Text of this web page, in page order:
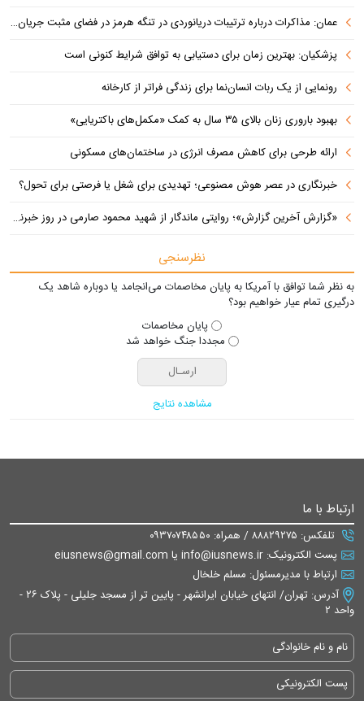
عمان: مذاکرات درباره ترتیبات دریانوردی در تنگه هرمز در فضای مثبت جریان دارد
پزشکیان‌: بهترین زمان برای دستیابی به توافق شرایط کنونی است
رونمایی از یک ربات انسان‌نما برای زندگی فراتر از کارخانه
بهبود باروری زنان بالای ۳۵ سال به کمک «مکمل‌های باکتریایی»
ارائه طرحی برای کاهش مصرف انرژی در ساختمان‌های مسکونی
خبرنگاری در عصر هوش مصنوعی؛ تهدیدی برای شغل یا فرصتی برای تحول؟
«گزارش آخرین گزارش»؛ روایتی ماندگار از شهید محمود صارمی در روز خبرنگار
نظرسنجی
به نظر شما توافق با آمریکا به پایان مخاصمات می‌انجامد یا دوباره شاهد یک
درگیری تمام عیار خواهیم بود؟
پایان مخاصمات
مجددا جنگ خواهد شد
مشاهده نتایج
ارتباط با ما
تلفکس: ۸۸۸۲۹۲۷۵ / همراه: ۰۹۳۷۰۷۴۸۵۵۰
پست الکترونیک: info@iusnews.ir یا eiusnews@gmail.com
ارتباط با مدیرمسئول: مسلم خلخال
آدرس: تهران/ انتهای خیابان ایرانشهر - پایین تر از مسجد جلیلی - پلاک ۲۶ -
واحد ۲